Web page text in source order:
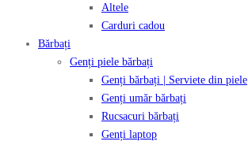
Altele
Carduri cadou
Bărbați
Genți piele bărbați
Genți bărbați | Serviete din piele
Genți umăr bărbați
Rucsacuri bărbați
Genți laptop